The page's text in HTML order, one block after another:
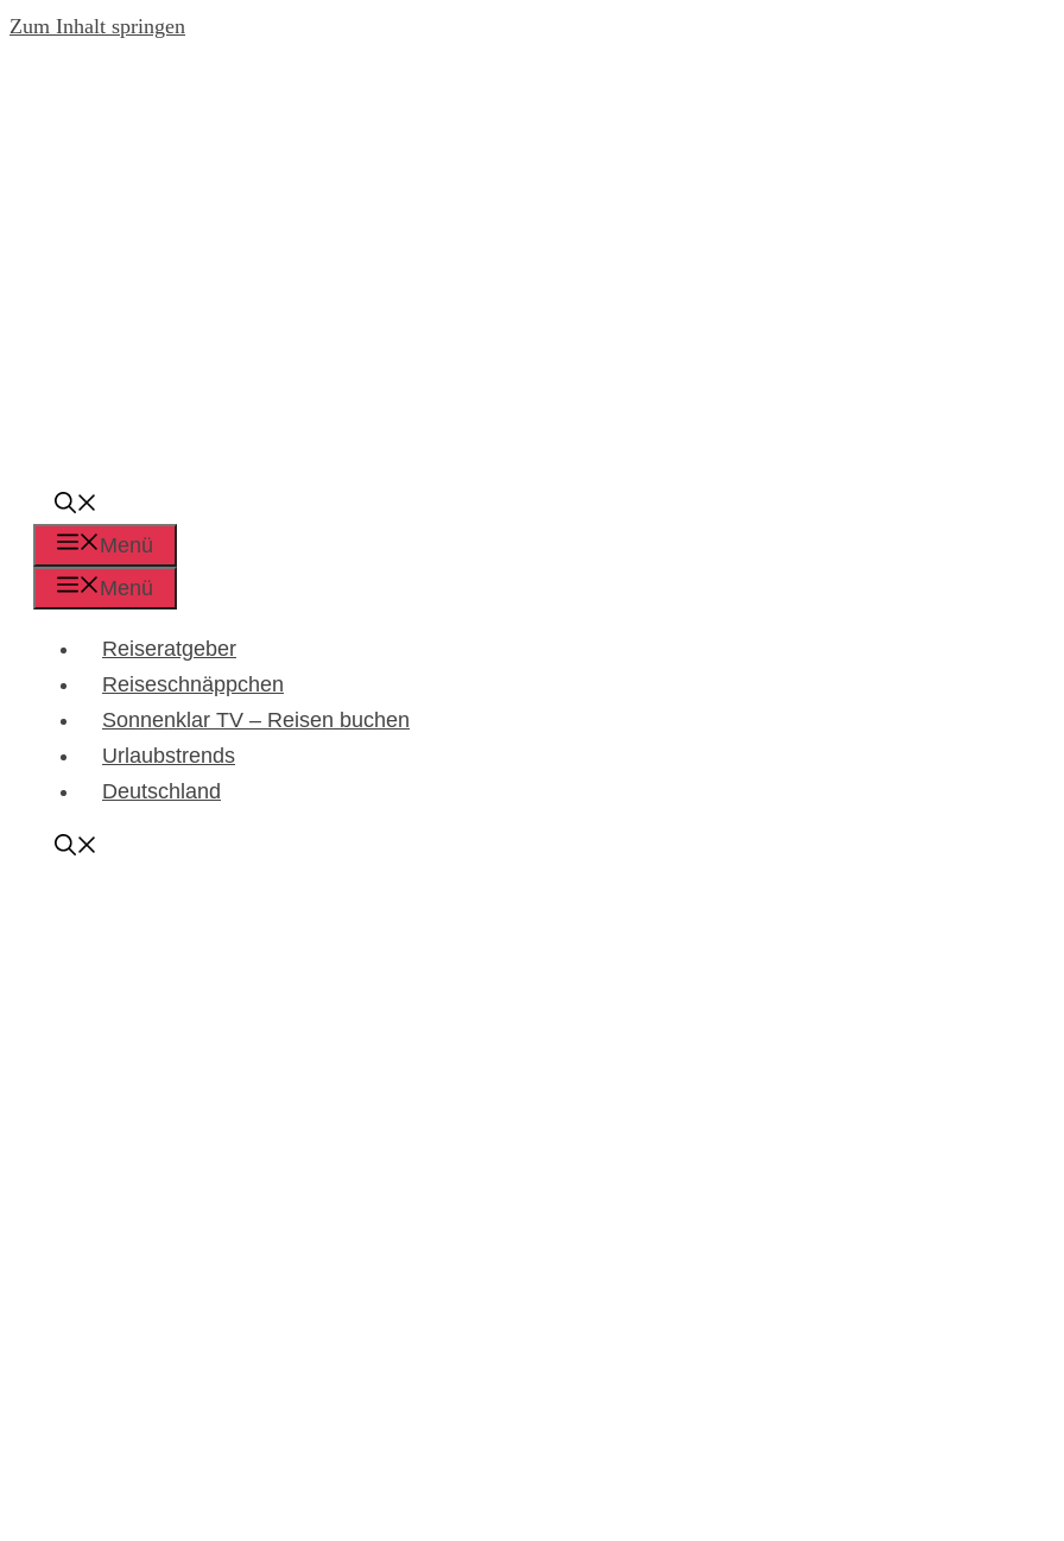
Zum Inhalt springen
Menü
Menü
Reiseratgeber
Reiseschnäppchen
Sonnenklar TV – Reisen buchen
Urlaubstrends
Deutschland